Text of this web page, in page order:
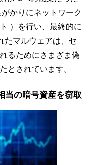
かりにネットワーク
）を行い、最終的に
たマルウェアは、セ
るためにさまざま偽
とされています。
当の暗号資産を窃取